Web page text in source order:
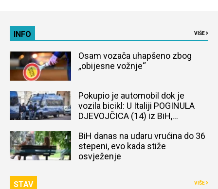
INFO VIŠE
Osam vozača uhapšeno zbog
„obijesne vožnje“
Pokupio je automobil dok je
vozila bicikl: U Italiji POGINULA
DJEVOJČICA (14) iz BiH,
BiH danas na udaru vrućina do 36
stepeni, evo kada stiže
osvježenje
STAV VIŠE